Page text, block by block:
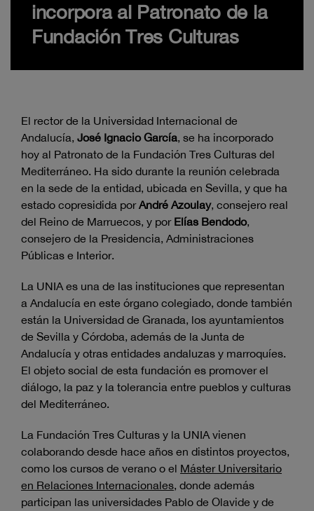
incorpora al Patronato de la
Fundación Tres Culturas
El rector de la Universidad Internacional de
Andalucía, José Ignacio García, se ha incorporado
hoy al Patronato de la Fundación Tres Culturas del
Mediterráneo. Ha sido durante la reunión celebrada
en la sede de la entidad, ubicada en Sevilla, y que ha
estado copresidida porAndré Azoulay, consejero real
del Reino de Marruecos, y por Elías Bendodo,
consejero de la Presidencia, Administraciones
Públicas e Interior.
La UNIA es una de las instituciones que representan
a Andalucía en este órgano colegiado, donde también
están la Universidad de Granada, los ayuntamientos
de Sevilla y Córdoba, además de la Junta de
Andalucía y otras entidades andaluzas y marroquíes.
El objeto social de esta fundación es promover el
diálogo, la paz y la tolerancia entre pueblos y culturas
del Mediterráneo.
La Fundación Tres Culturas y la UNIA vienen
colaborando desde hace años en distintos proyectos,
como los cursos de verano o el Máster Universitario
en Relaciones Internacionales, donde además
participan las universidades Pablo de Olavide y de